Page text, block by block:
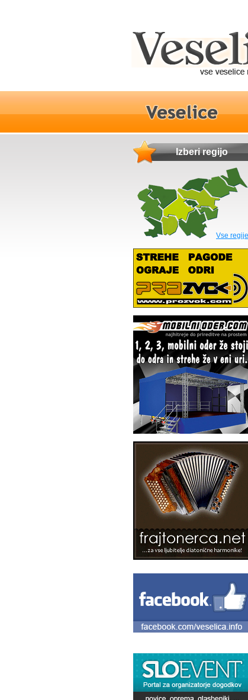
Izberi regijo
Vse regije